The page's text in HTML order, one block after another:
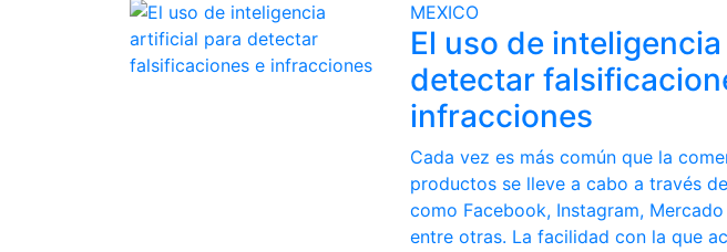
MEXICO
El uso de
detectar
infracciones
Cada vez es más común que la
productos se lleve a cabo a través
como Facebook, Instagram,
entre otras. La facilidad con la que